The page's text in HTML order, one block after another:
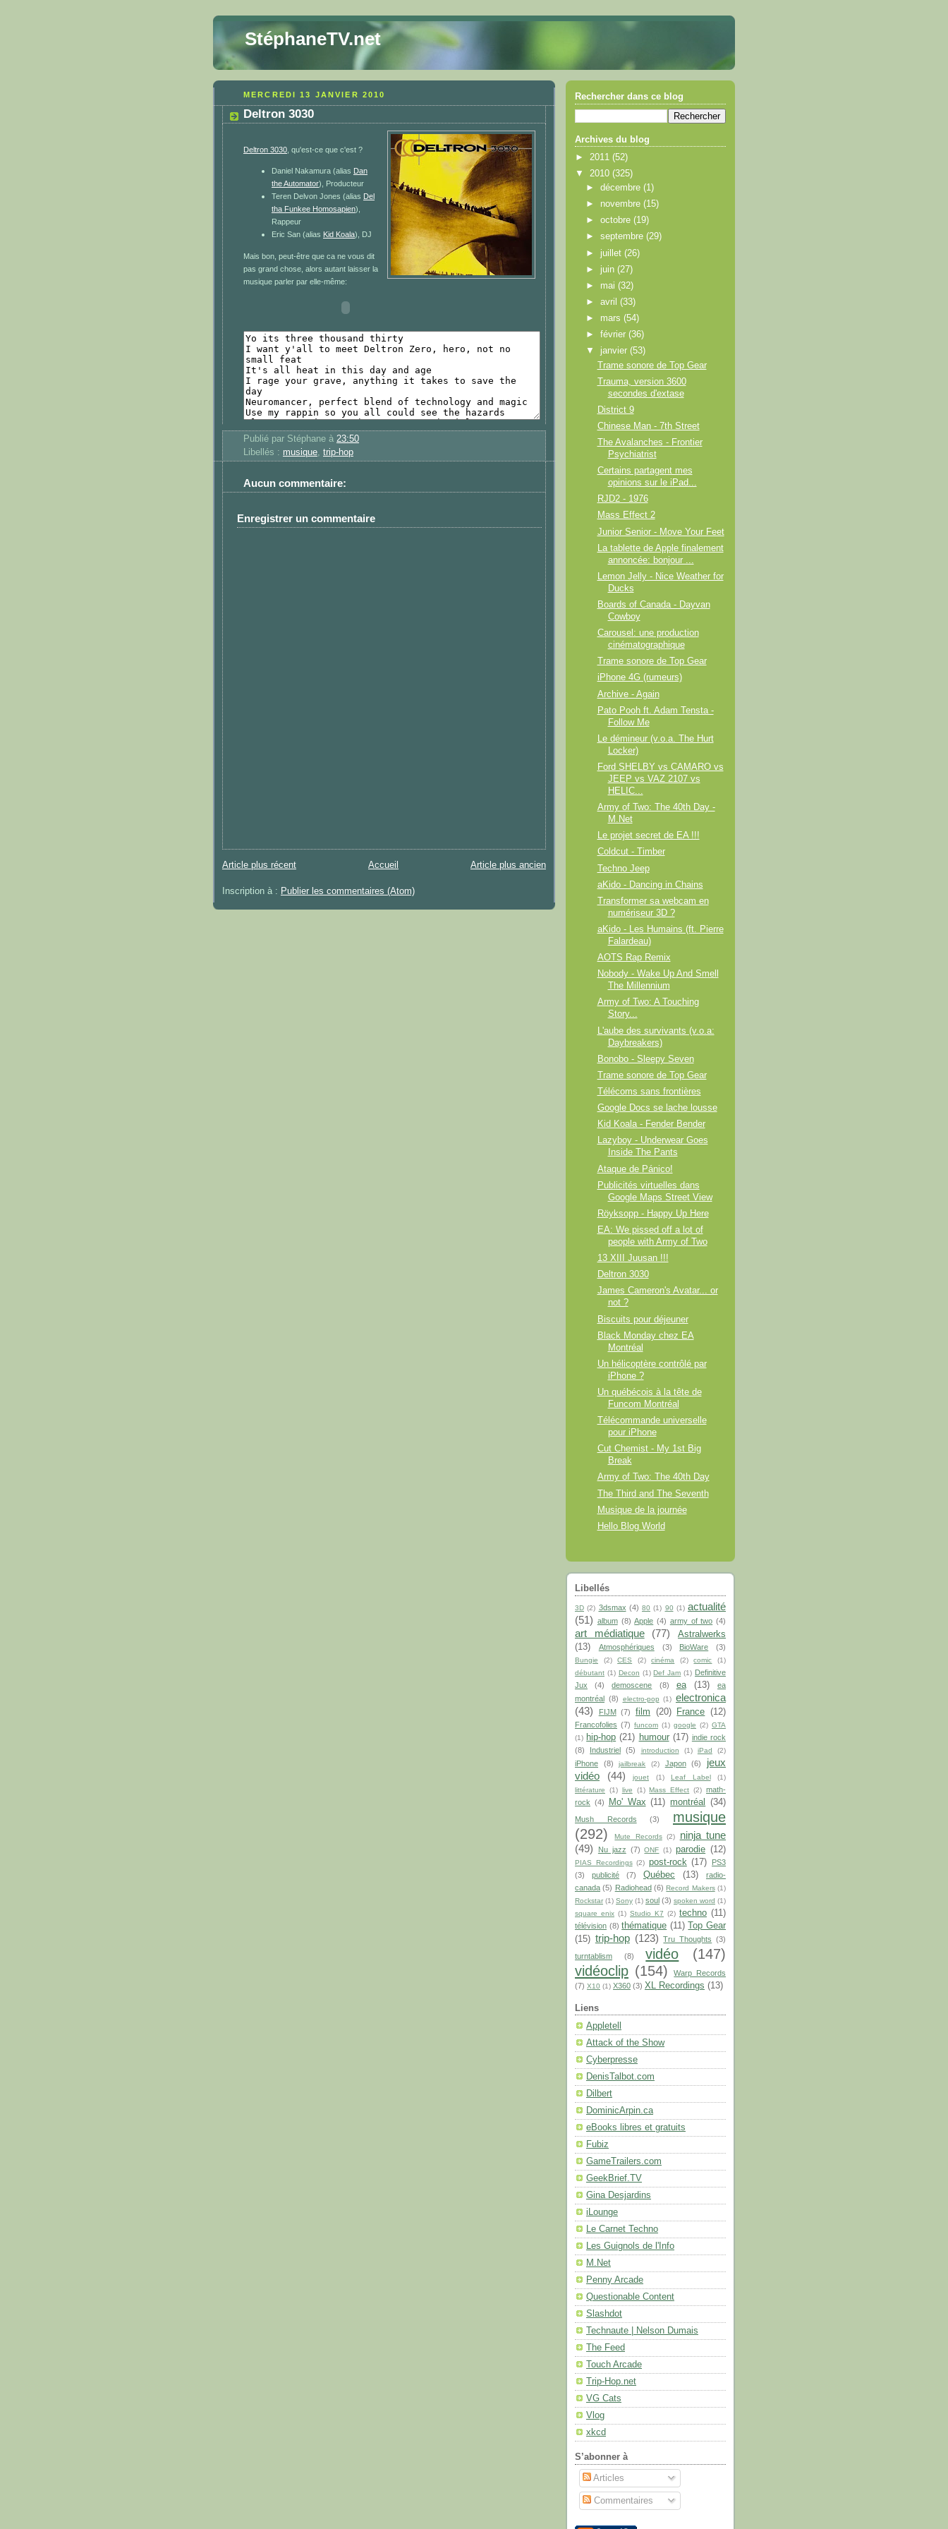
StéphaneTV.net
MERCREDI 13 JANVIER 2010
Deltron 3030
Deltron 3030 , qu'est-ce que c'est ?
Daniel Nakamura (alias Dan
the Automator), Producteur
Teren Delvon Jones (alias Del
tha Funkee Homosapien),
Rappeur
Eric San (alias Kid Koala), DJ
Mais bon, peut-être que ca ne vous dit
pas grand chose, alors autant laisser la
musique parler par elle-même:
Publié par Stéphane à 23:50
Libellés : musique, trip-hop
Aucun commentaire:
Enregistrer un commentaire
Article plus récent Article plus ancien
Accueil
Inscription à : Publier les commentaires (Atom)
Rechercher dans ce blog
Archives du blog
► 2011 (52)
▼ 2010 (325)
►décembre(1)
► novembre(15)
►octobre(19)
►septembre(29)
► juillet(26)
► juin(27)
► mai(32)
►avril(33)
► mars(54)
►février(36)
▼ janvier(53)
Trame sonore de Top Gear
Trauma, version 3600
secondes d'extase
District 9
Chinese Man - 7th Street
The Avalanches - Frontier
Psychiatrist
Certains partagent mes
opinions sur le iPad...
RJD2 - 1976
Mass Effect 2
Junior Senior - Move Your Feet
La tablette de Apple finalement
annoncée: bonjour ...
Lemon Jelly - Nice Weather for
Ducks
Boards of Canada - Dayvan
Cowboy
Carousel: une production
cinématographique
Trame sonore de Top Gear
iPhone 4G (rumeurs)
Archive - Again
Pato Pooh ft. Adam Tensta -
Follow Me
Le démineur (v.o.a. The Hurt
Locker)
Ford SHELBY vs CAMARO vs
JEEP vs VAZ 2107 vs
HELIC...
Army of Two: The 40th Day -
M.Net
Le projet secret de EA !!!
Coldcut - Timber
Techno Jeep
aKido - Dancing in Chains
Transformer sa webcam en
numériseur 3D ?
aKido - Les Humains (ft. Pierre
Falardeau)
AOTS Rap Remix
Nobody - Wake Up And Smell
The Millennium
Army of Two: A Touching
Story...
L'aube des survivants (v.o.a:
Daybreakers)
Bonobo - Sleepy Seven
Trame sonore de Top Gear
Télécoms sans frontières
Google Docs se lache lousse
Kid Koala - Fender Bender
Lazyboy - Underwear Goes
Inside The Pants
Ataque de Pánico!
Publicités virtuelles dans
Google Maps Street View
Röyksopp - Happy Up Here
EA: We pissed off a lot of
people with Army of Two
13 XIII Juusan !!!
Deltron 3030
James Cameron's Avatar... or
not ?
Biscuits pour déjeuner
Black Monday chez EA
Montréal
Un hélicoptère contrôlé par
iPhone ?
Un québécois à la tête de
Funcom Montréal
Télécommande universelle
pour iPhone
Cut Chemist - My 1st Big
Break
Army of Two: The 40th Day
The Third and The Seventh
Musique de la journée
Hello Blog World
Libellés
3D (2) 3dsmax (4) 80 (1) 90 (1) actualité
(51) album (8) Apple (4) army of two (4)
art médiatique (77)
Astralwerks
(13)
Atmosphériques (3) BioWare (3)
Bungie (2) CES (2) cinéma (2) comic
(1)
débutant (1) Decon (1) Def Jam (1) Definitive
Jux
(4) demoscene (8) ea (13)
ea
montréal (8) electro-pop (1) electronica
(43)
FIJM (7) film (20) France (12)
Francofolies (7) funcom (1) google (2) GTA
(1) hip-hop (21) humour (17) indie rock
(8)
Industriel (5) introduction (1) iPad (2)
iPhone (8) jailbreak (2) Japon (6)
jeux
vidéo
(44) jouet (1) Leaf Label
(1)
littérature
(1) live (1) Mass Effect (2) math-
rock (4) Mo' Wax (11) montréal (34)
Mush Records (3)
musique
(292)
Mute Records (2)
ninja tune
(49)
Nu jazz (7) ONF (1) parodie (12)
PIAS Recordings (2) post-rock (17)
PS3
(3)
publicité (7) Québec (13)
radio-
canada (5) Radiohead (6) Record Makers (1)
Rockstar (1) Sony (1) soul (3) spoken word (1)
square enix (1) Studio K7 (2) techno (11)
télévision (8) thématique (11)
Top Gear
(15) trip-hop (123) Tru Thoughts (3)
turntablism
(8) vidéo
(147)
vidéoclip (154)
Warp Records
(7) X10 (1) X360 (3) XL Recordings (13)
Liens
Appletell
Attack of the Show
Cyberpresse
DenisTalbot.com
Dilbert
DominicArpin.ca
eBooks libres et gratuits
Fubiz
GameTrailers.com
GeekBrief.TV
Gina Desjardins
iLounge
Le Carnet Techno
Les Guignols de l'Info
M.Net
Penny Arcade
Questionable Content
Slashdot
Technaute | Nelson Dumais
The Feed
Touch Arcade
Trip-Hop.net
VG Cats
Vlog
xkcd
S’abonner à
Articles
Commentaires